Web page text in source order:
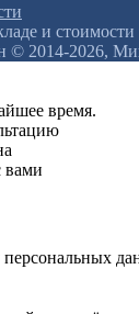
и
© 2014-2026,
время.
вами
персональных